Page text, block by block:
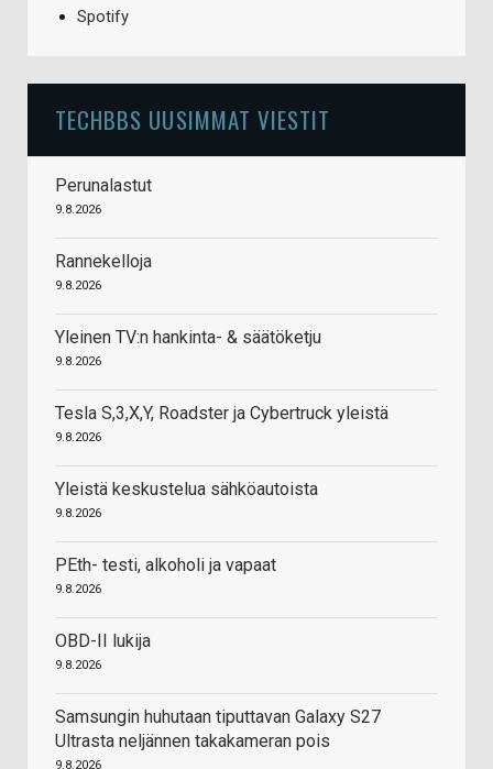
Spotify
TECHBBS UUSIMMAT VIESTIT
Perunalastut
9.8.2026
Rannekelloja
9.8.2026
Yleinen TV:n hankinta- & säätöketju
9.8.2026
Tesla S,3,X,Y, Roadster ja Cybertruck yleistä
9.8.2026
Yleistä keskustelua sähköautoista
9.8.2026
PEth- testi, alkoholi ja vapaat
9.8.2026
OBD-II lukija
9.8.2026
Samsungin huhutaan tiputtavan Galaxy S27
Ultrasta neljännen takakameran pois
9.8.2026